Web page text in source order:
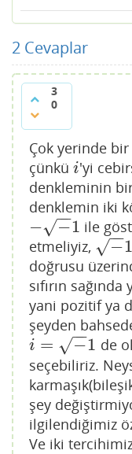
2 Cevaplar
3
0
Çok yerinde
çünkü i
i'yi
denkleminin
denklemin iki
− −
−
−
√ 1
−−1
ile
etmeliyiz,
−
−
−
√ 1
−1
doğrusu
sıfırın
yani pozitif ya
şeyden
i = −
−
−
√ 1
i= −1 de
seçebiliriz.
şey
ilgilendiğimiz
Ve iki